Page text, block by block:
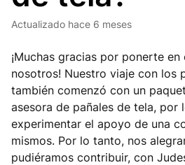
Actualizado hace 6 meses
¡Muchas gracias por ponerte
nosotros! Nuestro viaje con los
también comenzó con un
asesora de pañales de tela, por
experimentar el apoyo de una
mismos. Por lo tanto, nos
pudiéramos contribuir, con